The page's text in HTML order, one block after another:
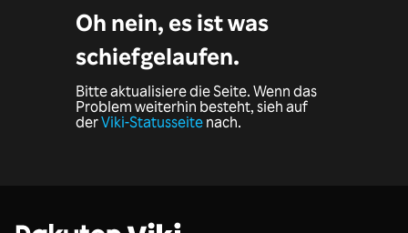
Oh nein, es ist was
schiefgelaufen.
Bitte aktualisiere die Seite. Wenn das
Problem weiterhin besteht, sieh auf
derViki-Statusseitenach.